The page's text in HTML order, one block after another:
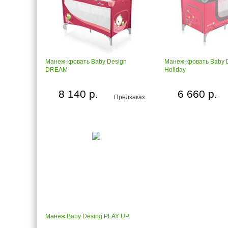
Манеж-кровать Baby Design
DREAM
Предзаказ
8 140 р.
Манеж-кровать Baby
Holiday
6 660 р.
Манеж Baby Desing PLAY UP